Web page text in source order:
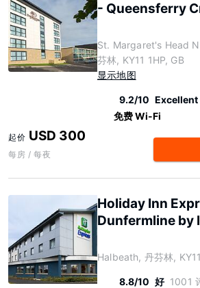
- Queensferry
St. Margaret's Head
芬林, KY11 1HP, GB
显示地图
9.2/10 Excellent
免费 Wi-Fi
起价 USD 300
每房 / 每夜
Holiday Inn
Dunfermline by
Halbeath, 丹芬林,
8.8/10 好 1001